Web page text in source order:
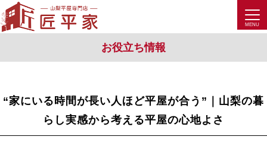
お役立ち情報
“家にいる時間が長い人ほど平屋が合う”｜山梨の暮
らし実感から考える平屋の心地よさ